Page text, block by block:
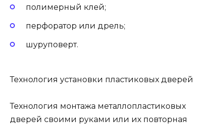
полимерный клей;
перфоратор или дрель;
шуруповерт.
Технология установки пластиковых дверей
Технология монтажа металлопластиковых
дверей своими руками или их повторная